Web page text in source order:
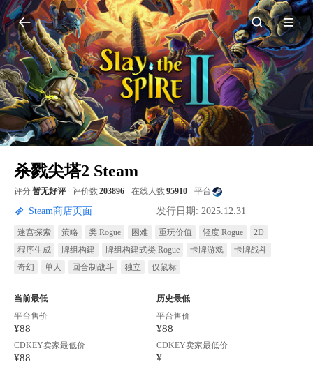
杀戮尖塔2 Steam
评分暂无好评 评价数 203896 在线人数 95910 平台
Steam商店页面 发行日期: 2025.12.31
迷宫探索 策略 类 Rogue 困难 重玩价值 轻度 Rogue
2D
程序生成
牌组构建 牌组构建式类 Rogue 卡牌游戏
卡牌战斗
奇幻
单人 回合制战斗 独立 仅鼠标
当前最低
平台售价
¥88
CDKEY卖家最低价
¥88
历史最低
平台售价
¥88
CDKEY卖家最低价
¥